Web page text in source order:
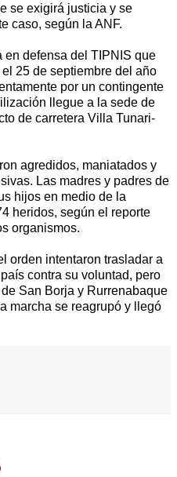
se exigirá justicia y se
caso, según la ANF.
en defensa del TIPNIS que
25 de septiembre del año
por un contingente
llegue a la sede de
de carretera Villa Tunari-
agredidos, maniatados y
Las madres y padres de
hijos en medio de la
heridos, según el reporte
organismos.
orden intentaron trasladar a
contra su voluntad, pero
San Borja y Rurrenabaque
marcha se reagrupó y llegó